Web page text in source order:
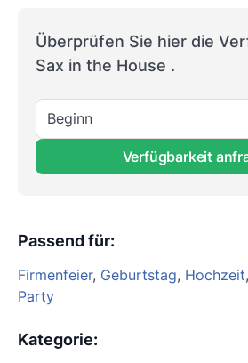
Überprüfen Sie hier die
Sax in the House .
Beginn
Verfügbarkeit
Passend für:
Firmenfeier, Geburtstag, Hochzeit,
Party
Kategorie: